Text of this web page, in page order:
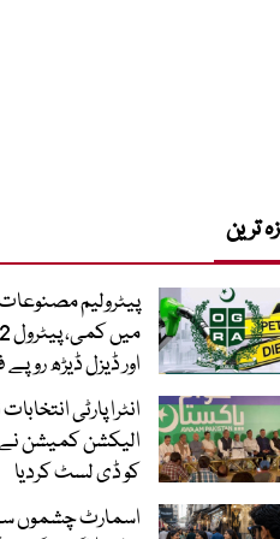
ترین
پیٹرولیم
اور ڈیزل ڈیڑھ
انٹرا پارٹی
الیکشن کمیشن نے
کو ڈی لسٹ کردیا
اسمارٹ چشموں